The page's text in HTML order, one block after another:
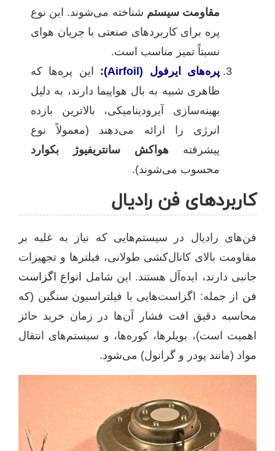
مقاومت سیستم شناخته می‌شوند. این نوع
پره برای کاربردهای صنعتی با جریان هوای
نسبتاً تمیز مناسب است.
پره‌های ایرفول (Airfoil):
این پره‌ها که
ظاهری شبیه به بال هواپیما دارند، به دلیل
بهینه‌سازی آیرودینامیکی، بالاترین بازده
انرژی را ارائه می‌دهند (معمولاً نوع
پیشرفته هواکش سانتریفیوژ بکوارد
محسوب می‌شوند).
کاربردهای فن رادیال
فن‌های رادیال در سیستم‌هایی که نیاز به غلبه بر
مقاومت بالای کانال‌کشی طولانی، فیلترها و تجهیزات
جانبی دارند، ایده‌آل هستند. این شامل انواع اگزاست
فن از جمله: اگزاست‌هایی با فیلتراسیون سنگین (که
محاسبه دقیق افت فشار آن‌ها در زمان خرید حائز
اهمیت است)، بویلرها، کوره‌ها، و سیستم‌های انتقال
مواد (مانند پودر و گرانول) می‌شود.